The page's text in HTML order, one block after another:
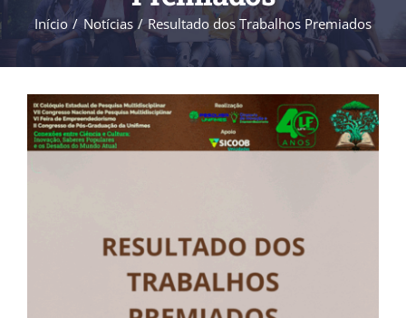
Início Notícias Resultado dos Trabalhos Premiados
View
Larger
Image